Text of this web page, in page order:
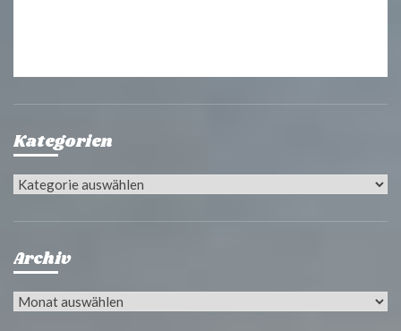
Kategorien
Kategorien
Archiv
Archiv